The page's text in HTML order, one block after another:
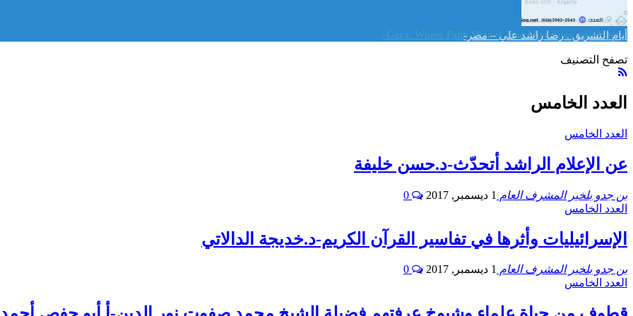
أيام التشريق . رضا راشد علي – مصر-
Gaza: Where Faith Shapes True Men.Anes stiti-Algeria-
تصفح التصنيف
العدد الخامس
العدد الخامس
عن الإعلام الراشد أتحدّث-د.حسن خليفة
بن جدو بلخير المشرف العام 1 ديسمبر, 2017
العدد الخامس
الإسرائيليات وأثرها في تفاسير القرآن الكريم-د.خديجة الدالاتي
بن جدو بلخير المشرف العام 1 ديسمبر, 2017
العدد الخامس